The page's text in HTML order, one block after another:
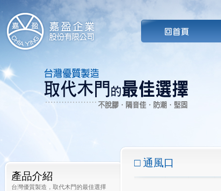
產品介紹
台灣優質製造，取代木門的最佳選擇
通風口